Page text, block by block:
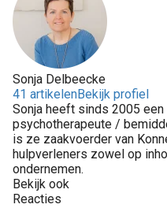
Sonja Delbeecke
41 artikelenBekijk profiel
Sonja heeft sinds 2005
psychotherapeute /
is ze zaakvoerder van
hulpverleners zowel op
ondernemen.
Bekijk ook
Reacties